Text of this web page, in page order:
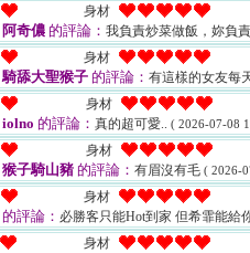
身材
阿奇儂 的評論： 我負責炒菜做飯，妳負
身材
騎舔大聖猴子 的評論： 有這樣的女友每
身材
iolno 的評論： 真的超可愛.. ( 2026-07-08
身材
猴子騎山豬 的評論： 有眉沒有毛 ( 2026-
身材
的評論： 必勝客只能Hot到家 但希霏能給
身材